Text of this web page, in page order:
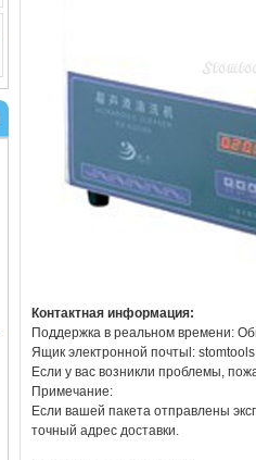
Контактная информация:
Поддержка в реальном времени:
Ящик электронной почтыl:
Если у вас возникли проблемы,
Примечание:
Если вашей пакета отправлены
точный адрес доставки.